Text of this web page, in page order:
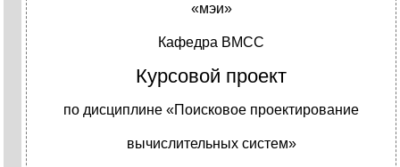
«мэи»
Кафедра ВМСС
Курсовой проект
по дисциплине «Поисковое проектирование
вычислительных систем»